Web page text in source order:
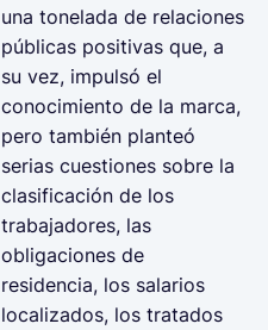
una tonelada de relaciones
públicas positivas que, a
su vez, impulsó el
conocimiento de la marca,
pero también planteó
serias cuestiones sobre la
clasificación de los
trabajadores, las
obligaciones de
residencia, los salarios
localizados, los tratados